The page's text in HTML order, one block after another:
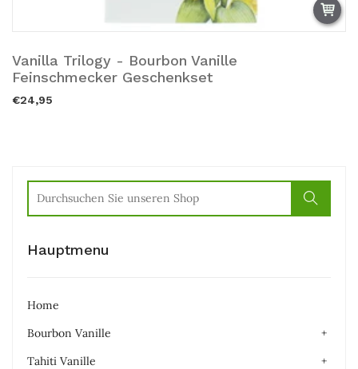
Vanilla Trilogy - Bourbon Vanille
Feinschmecker Geschenkset
Ausverkauft.
€24,95
Hauptmenu
Home
Bourbon Vanille
Tahiti Vanille